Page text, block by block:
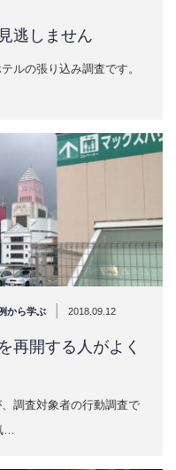
逃しません
ルの張り込み調査です。
から学ぶ 2018.09.12
再開する人がよく
調査対象者の行動調査で
…